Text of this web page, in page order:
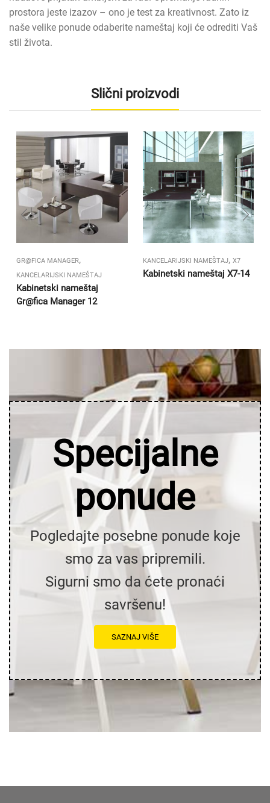
prostora jeste izazov – ono je test za kreativnost. Zato iz
naše velike ponude odaberite nameštaj koji će odrediti Vaš
stil života.
Slični proizvodi
GR@FICA MANAGER,
KANCELARIJSKI NAMEŠTAJ
Kabinetski nameštaj
Gr@fica Manager 12
KANCELARIJSKI NAMEŠTAJ, X7
Kabinetski nameštaj X7-14
Specijalne
ponude
Pogledajte posebne ponude koje
smo za vas pripremili.
Sigurni smo da ćete pronaći
savršenu!
SAZNAJ VIŠE